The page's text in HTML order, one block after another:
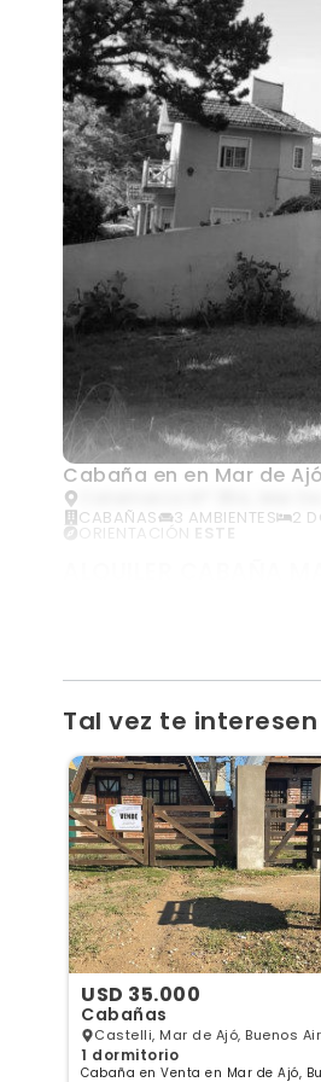
Cabaña en en Mar de Ajó
CABAÑAS 3 AMBIENTES 2
ORIENTACIÓN ESTE
Tal vez te
USD 35.000
Cabañas
Castelli, Mar de Ajó, Buenos
1 dormitorio
Cabaña en Venta en Mar de Ajó,